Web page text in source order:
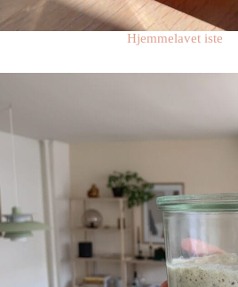
Hjemmelavet iste